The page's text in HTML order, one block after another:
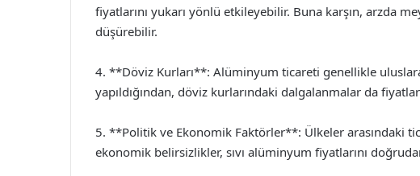
fiyatlarını yukarı yönlü etkileyebilir. Buna karşın, arzda
düşürebilir.
4. **Döviz Kurları**: Alüminyum ticareti genellikle
yapıldığından, döviz kurlarındaki dalgalanmalar da
5. **Politik ve Ekonomik Faktörler**: Ülkeler arasındaki
ekonomik belirsizlikler, sıvı alüminyum fiyatlarını